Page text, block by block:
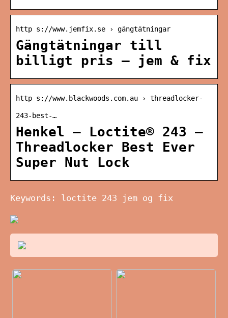
http s://www.jemfix.se › gängtätningar
Gängtätningar till
billigt pris – jem & fix
http s://www.blackwoods.com.au › threadlocker-
243-best-…
Henkel – Loctite® 243 –
Threadlocker Best Ever
Super Nut Lock
Keywords: loctite 243 jem og fix